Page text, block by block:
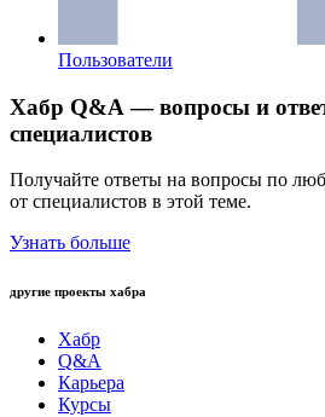
Пользователи
Хабр Q&A — вопросы и
специалистов
Получайте ответы на вопросы по
от специалистов в этой теме.
Узнать больше
другие проекты хабра
Хабр
Q&A
Карьера
Курсы